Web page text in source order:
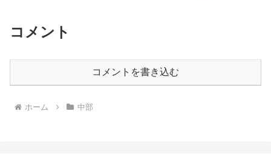
コメント
コメントを書き込む
ホーム 中部